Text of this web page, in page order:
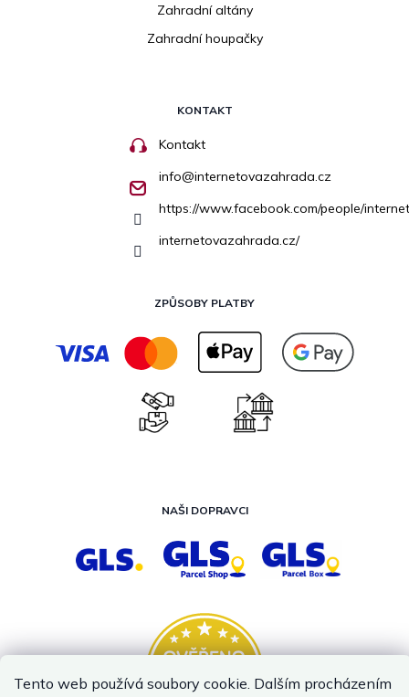
Tento web používá soubory cookie. Dalším procházením
Zahradní altány
Zahradní houpačky
KONTAKT
Kontakt
info@internetovazahrada.cz
https://www.facebook.com/people/
internetovazahrada.cz/
ZPŮSOBY PLATBY
NAŠI DOPRAVCI